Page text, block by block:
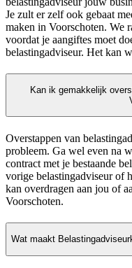
Je zult er zelf ook gebaat
maken in Voorschoten. We
voordat je aangiftes moet
belastingadviseur. Het kan
Kan ik gemakkelijk
Overstappen van
probleem. Ga wel even na
contract met je bestaande
vorige belastingadviseur of
kan overdragen aan jou of
Voorschoten.
Wat maakt